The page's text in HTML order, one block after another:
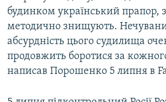
будинком український прапор,
методично знищують.
абсурдність цього судилища
продовжить боротися за
написав Порошенко 5 липня в